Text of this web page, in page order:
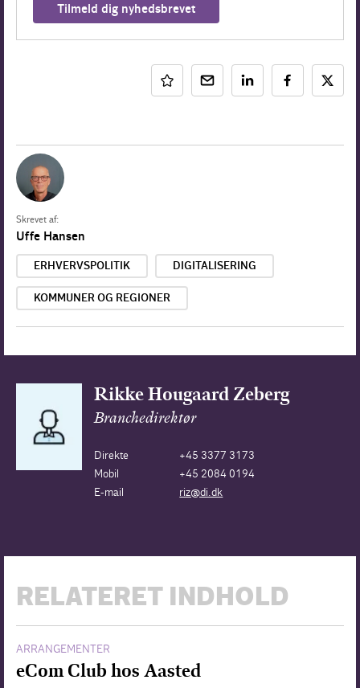
Tilmeld dig nyhedsbrevet
Skrevet af:
Uffe Hansen
ERHVERVSPOLITIK DIGITALISERING
KOMMUNER OG REGIONER
Rikke Hougaard Zeberg
Branchedirektør
Direkte
+45 3377 3173
Mobil
+45 2084 0194
E-mail
riz@di.dk
RELATERET INDHOLD
ARRANGEMENTER
eCom Club hos Aasted